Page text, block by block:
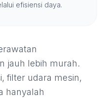
efisiensi daya.
jauh lebih murah.
filter udara mesin,
hanyalah